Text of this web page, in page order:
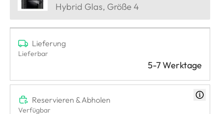
Hybrid Glas, Größe 4
Lieferung
Lieferbar
5-7 Werktage
Reservieren & Abholen
Verfügbar